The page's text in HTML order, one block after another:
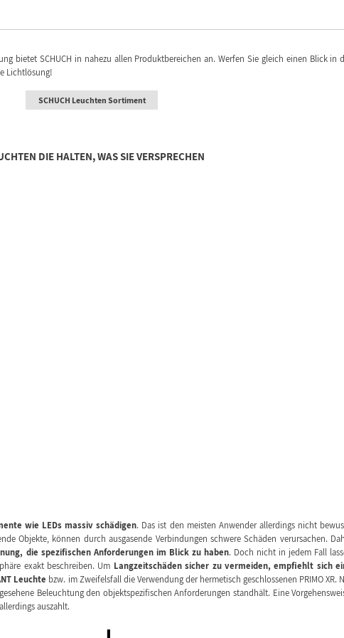
bietet SCHUCH in nahezu allen Produktbereichen an. Werfen Sie gleich einen Blick in
Lichtlösung!
SCHUCH Leuchten Sortiment
DIE HALTEN, WAS SIE VERSPRECHEN
wie LEDs massiv schädigen. Das ist den meisten Anwender allerdings nicht
Objekte, können durch ausgasende Verbindungen schwere Schäden verursachen.
die spezifischen Anforderungen im Blick zu haben. Doch nicht in jedem Fall
exakt beschreiben. Um Langzeitschäden sicher zu vermeiden, empfiehlt sich
Leuchte bzw. im Zweifelsfall die Verwendung der hermetisch geschlossenen PRIMO XR.
Beleuchtung den objektspezifischen Anforderungen standhält. Eine
auszahlt.